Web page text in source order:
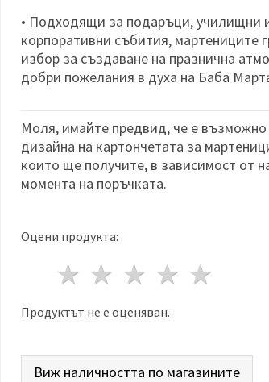
• Подходящи за подаръци, училищни
корпоративни събития, мартениците
избор за създаване на празнична
добри пожелания в духа на Баба
Моля, имайте предвид, че е
дизайна на картончетата за
които ще получите, в зависимост от
момента на поръчката.
Оцени продукта:
4
3 звезди
2 звезди
1 звезда
Продуктът не е оценяван.
Виж наличността по магазините